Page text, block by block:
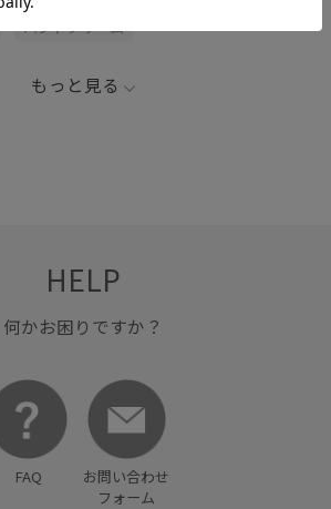
ハンドクリーム
もっと見る
HELP
何かお困りですか？
FAQ
お問い合わせ
フォーム